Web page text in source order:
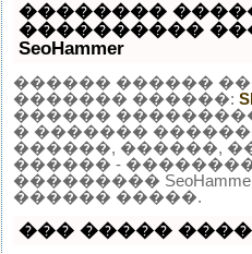
��������
����������
SeoHammer
������ ������
������� ������:
������
� �������
������, ������,
������ -
���������
������ �����.
��� ����� ������